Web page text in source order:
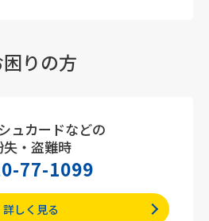
困りの方
ュカードなどの
失・盗難時
77-1099
詳しく見る